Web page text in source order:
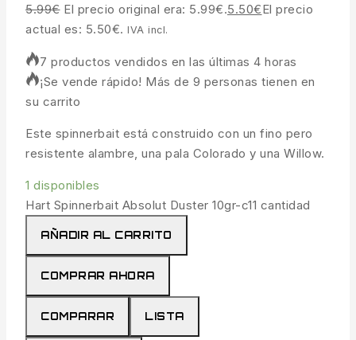
5.99€ El precio original era: 5.99€.5.50€El precio
actual es: 5.50€. IVA incl.
7 productos vendidos en las últimas 4 horas
¡Se vende rápido! Más de 9 personas tienen en
su carrito
Este spinnerbait está construido con un fino pero
resistente alambre, una pala Colorado y una Willow.
1 disponibles
Hart Spinnerbait Absolut Duster 10gr-c11 cantidad
AÑADIR AL CARRITO
COMPRAR AHORA
COMPARAR LISTA